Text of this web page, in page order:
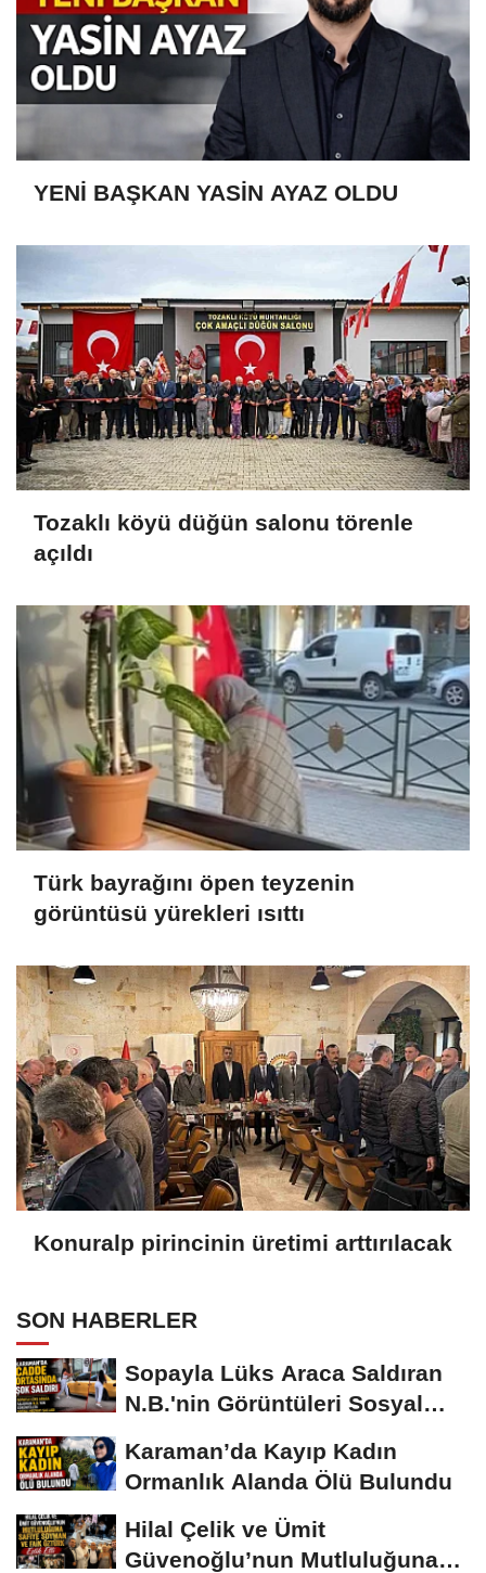
YENİ BAŞKAN YASİN AYAZ OLDU
Tozaklı köyü düğün salonu törenle
açıldı
Türk bayrağını öpen teyzenin
görüntüsü yürekleri ısıttı
Konuralp pirincinin üretimi arttırılacak
SON HABERLER
Sopayla Lüks Araca Saldıran
N.B.'nin Görüntüleri Sosyal
Karaman’da Kayıp Kadın
Ormanlık Alanda Ölü Bulundu
Hilal Çelik ve Ümit
Güvenoğlu’nun Mutluluğuna